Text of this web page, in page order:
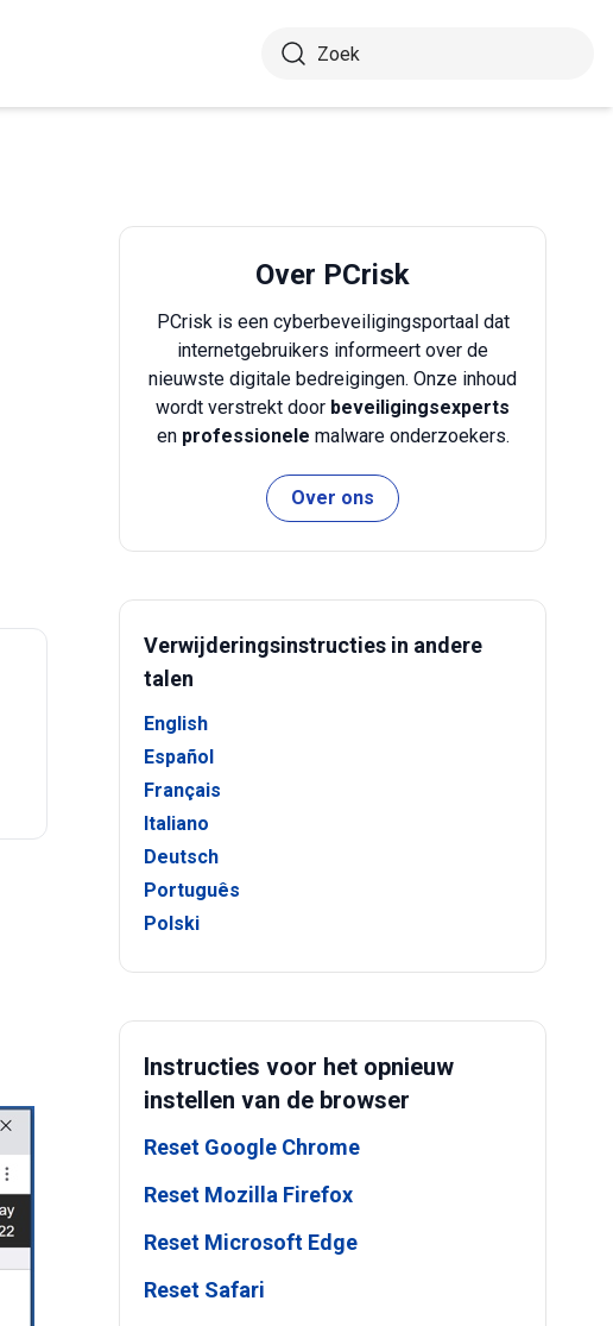
Over PCrisk
PCrisk is een cyberbeveiligingsportaal dat
internetgebruikers informeert over de
nieuwste digitale bedreigingen. Onze inhoud
wordt verstrekt door beveiligingsexperts
en professionele malware onderzoekers.
Over ons
Verwijderingsinstructies in andere
talen
English
Español
Français
Italiano
Deutsch
Português
Polski
Instructies voor het opnieuw
instellen van de browser
Reset Google Chrome
Reset Mozilla Firefox
Reset Microsoft Edge
Reset Safari